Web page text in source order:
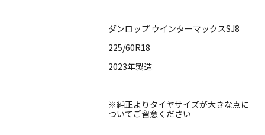
ダンロップ ウインターマックスSJ8
225/60R18
2023年製造
※純正よりタイヤサイズが大きな点に
ついてご留意ください